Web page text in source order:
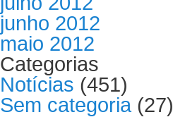
junho 2012
maio 2012
Categorias
Notícias (451)
Sem categoria (27)